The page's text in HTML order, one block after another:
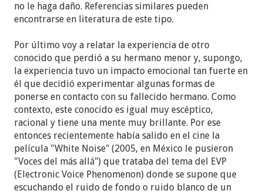
no le haga daño. Referencias similares pueden
encontrarse en literatura de este tipo.
Por último voy a relatar la experiencia de otro
conocido que perdió a su hermano menor y, supongo,
la experiencia tuvo un impacto emocional tan fuerte en
él que decidió experimentar algunas formas de
ponerse en contacto con su fallecido hermano. Como
contexto, este conocido es igual muy escéptico,
racional y tiene una mente muy brillante. Por ese
entonces recientemente había salido en el cine la
película "White Noise" (2005, en México le pusieron
"Voces del más allá") que trataba del tema del EVP
(Electronic Voice Phenomenon) donde se supone que
escuchando el ruido de fondo o ruido blanco de un